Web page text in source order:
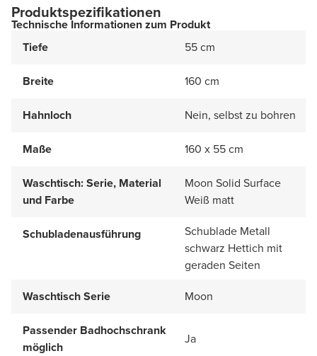
Produktspezifikationen
Technische Informationen zum Produkt
Tiefe
55 cm
Breite 160 cm
Hahnloch Nein, selbst zu bohren
Maße 160 x 55 cm
Waschtisch: Serie, Material
und Farbe
Moon Solid Surface
Weiß matt
Schubladenausführung
Schublade Metall
schwarz Hettich mit
geraden Seiten
Waschtisch Serie
Moon
Passender Badhochschrank
möglich
Ja